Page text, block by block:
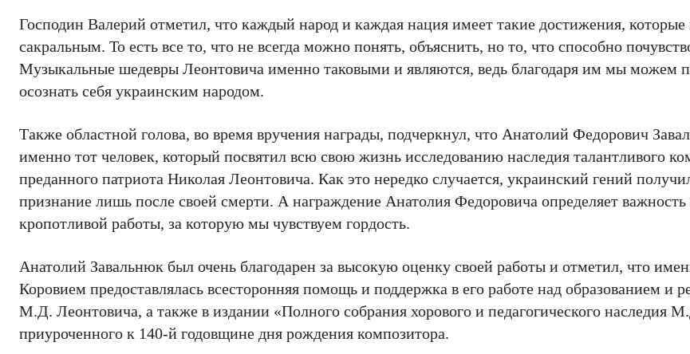
Господин Валерий отметил, что каждый народ и каждая нация имеет такие достижения,
сакральным. То есть все то, что не всегда можно понять, объяснить, но то, что способно
Музыкальные шедевры Леонтовича именно таковыми и являются, ведь благодаря им мы можем
осознать себя украинским народом.
Также областной голова, во время вручения награды, подчеркнул, что Анатолий Федорович
именно тот человек, который посвятил всю свою жизнь исследованию наследия талантливого
преданного патриота Николая Леонтовича. Как это нередко случается, украинский гений
признание лишь после своей смерти. А награждение Анатолия Федоровича определяет важность
кропотливой работы, за которую мы чувствуем гордость.
Анатолий Завальнюк был очень благодарен за высокую оценку своей работы и отметил, что
Коровием предоставлялась всесторонняя помощь и поддержка в его работе над образованием и
М.Д. Леонтовича, а также в издании «Полного собрания хорового и педагогического наследия
приуроченного к 140-й годовщине дня рождения композитора.